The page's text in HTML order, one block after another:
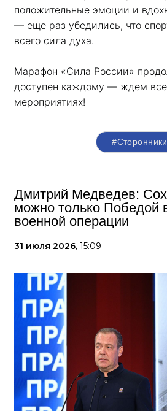
положительные эмоции и
— еще раз убедились, что
всего сила духа.
Марафон «Сила России»
доступен каждому — ждем
мероприятиях!
#Сторонники
Дмитрий Медведев:
можно только Победой
военной операции
31 июля 2026, 15:09